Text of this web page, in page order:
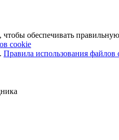
обеспечивать
cookie
Правила использования файлов